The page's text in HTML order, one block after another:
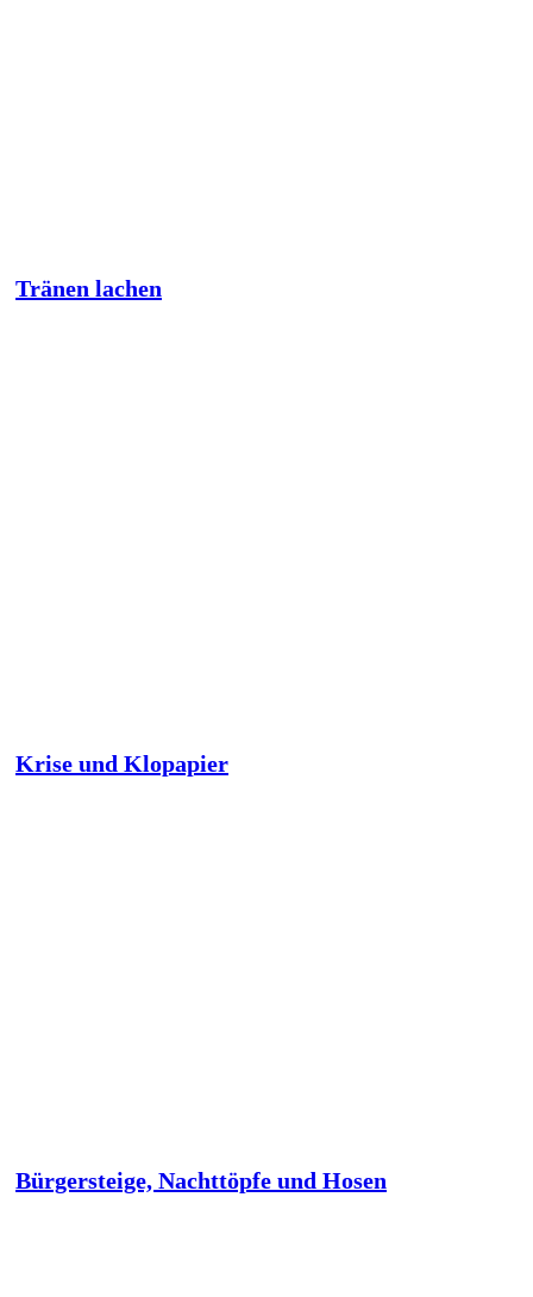
Tränen lachen
Krise und Klopapier
Bürgersteige, Nachttöpfe und Hosen